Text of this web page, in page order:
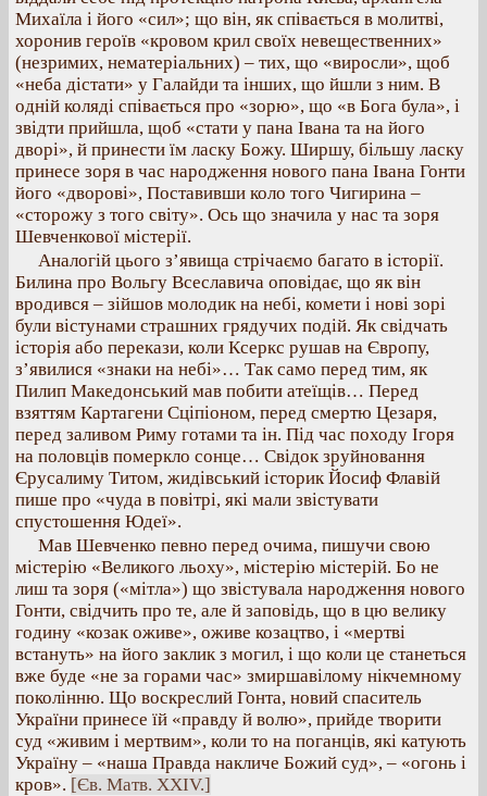
Михаїла і його «сил»; що він, як співається в молитві,
хоронив героїв «кровом крил своїх невещественних»
(незримих, нематеріальних) – тих, що «виросли», щоб
«неба дістати» у Галайди та інших, що йшли з ним. В
одній коляді співається про «зорю», що «в Бога була», і
звідти прийшла, щоб «стати у пана Івана та на його
дворі», й принести їм ласку Божу. Ширшу, більшу ласку
принесе зоря в час народження нового пана Івана Гонти
його «дворові», Поставивши коло того Чигирина –
«сторожу з того світу». Ось що значила у нас та зоря
Шевченкової містерії.
Аналогій цього з’явища стрічаємо багато в історії.
Билина про Вольгу Всеславича оповідає, що як він
вродився – зійшов молодик на небі, комети і нові зорі
були вістунами страшних грядучих подій. Як свідчать
історія або перекази, коли Ксеркс рушав на Європу,
з’явилися «знаки на небі»… Так само перед тим, як
Пилип Македонський мав побити атеїщів… Перед
взяттям Картагени Сціпіоном, перед смертю Цезаря,
перед заливом Риму готами та ін. Під час походу Ігоря
на половців померкло сонце… Свідок зруйновання
Єрусалиму Титом, жидівський історик Йосиф Флавій
пише про «чуда в повітрі, які мали звістувати
спустошення Юдеї».
Мав Шевченко певно перед очима, пишучи свою
містерію «Великого льоху», містерію містерій. Бо не
лиш та зоря («мітла») що звістувала народження нового
Гонти, свідчить про те, але й заповідь, що в цю велику
годину «козак оживе», оживе козацтво, і «мертві
встануть» на його заклик з могил, і що коли це станеться
вже буде «не за горами час» змиршавілому нікчемному
поколінню. Що воскреслий Гонта, новий спаситель
України принесе їй «правду й волю», прийде творити
суд «живим і мертвим», коли то на поганців, які катують
Україну – «наша Правда накличе Божий суд», – «огонь і
кров». [Єв. Матв. XXIV.]